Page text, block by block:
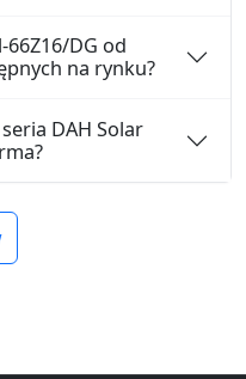
66Z16/DG od
na rynku?
DAH Solar